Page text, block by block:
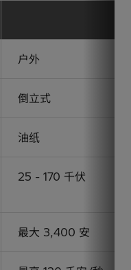
户外
倒立式
油纸
25 - 170 千伏
最大 3,400 安